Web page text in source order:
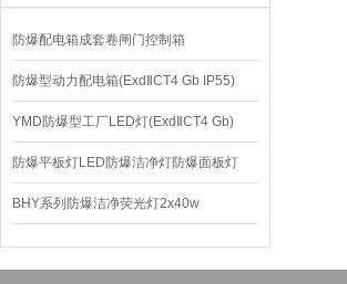
防爆配电箱成套卷闸门控制箱
防爆型动力配电箱(ExdⅡCT4 Gb IP55)
YMD防爆型工厂LED灯(ExdⅡCT4 Gb)
220V/150W
防爆平板灯LED防爆洁净灯防爆面板灯
BHY系列防爆洁净荧光灯2x40w